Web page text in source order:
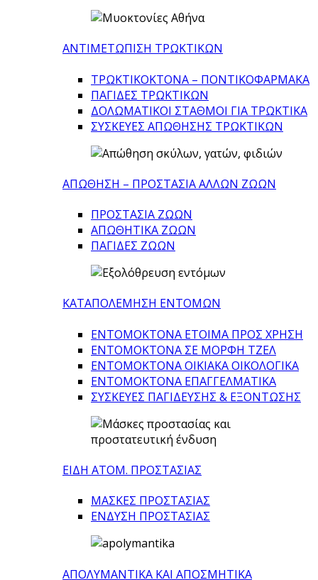
ΑΝΤΙΜΕΤΩΠΙΣΗ ΤΡΩΚΤΙΚΩΝ
ΤΡΩΚΤΙΚΟΚΤΟΝΑ – ΠΟΝΤΙΚΟΦΑΡΜΑΚA
ΠΑΓΙΔΕΣ ΤΡΩΚΤΙΚΩΝ
ΔΟΛΩΜΑΤΙΚΟΙ ΣΤΑΘΜΟΙ ΓΙΑ ΤΡΩΚΤΙΚΑ
ΣΥΣΚΕΥΕΣ ΑΠΩΘΗΣΗΣ ΤΡΩΚΤΙΚΩΝ
ΑΠΩΘΗΣΗ – ΠΡΟΣΤΑΣΙΑ ΑΛΛΩΝ ΖΩΩΝ
ΠΡΟΣΤΑΣΙΑ ΖΩΩΝ
ΑΠΩΘΗΤΙΚΑ ΖΩΩΝ
ΠΑΓΙΔΕΣ ΖΩΩΝ
ΚΑΤΑΠΟΛΕΜΗΣΗ ΕΝΤΟΜΩΝ
ΕΝΤΟΜΟΚΤΟΝΑ ΕΤΟΙΜΑ ΠΡΟΣ ΧΡΗΣΗ
ΕΝΤΟΜΟΚΤΟΝΑ ΣΕ ΜΟΡΦΗ ΤΖΕΛ
ΕΝΤΟΜΟΚΤΟΝΑ ΟΙΚΙΑΚΑ ΟΙΚΟΛΟΓΙΚΑ
ΕΝΤΟΜΟΚΤΟΝΑ ΕΠΑΓΓΕΛΜΑΤΙΚΑ
ΣΥΣΚΕΥΕΣ ΠΑΓΙΔΕΥΣΗΣ & ΕΞΟΝΤΩΣΗΣ
ΕΙΔΗ ΑΤΟΜ. ΠΡΟΣΤΑΣΙΑΣ
ΜΑΣΚΕΣ ΠΡΟΣΤΑΣΙΑΣ
ΕΝΔΥΣΗ ΠΡΟΣΤΑΣΙΑΣ
ΑΠΟΛΥΜΑΝΤΙΚΑ ΚΑΙ ΑΠΟΣΜΗΤΙΚΑ